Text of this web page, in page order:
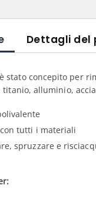
Dettagli del
stato concepito per
alluminio,
tutti i materiali
spruzzare e